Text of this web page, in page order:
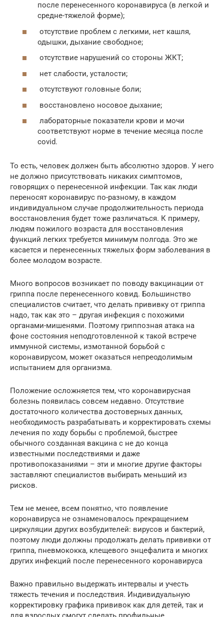
после перенесенного коронавируса (в легкой и
средне-тяжелой форме);
отсутствие проблем с легкими, нет кашля,
одышки, дыхание свободное;
отсутствие нарушений со стороны ЖКТ;
нет слабости, усталости;
отсутствуют головные боли;
восстановлено носовое дыхание;
лабораторные показатели крови и мочи
соответствуют норме в течение месяца после
covid.
То есть, человек должен быть абсолютно здоров. У него
не должно присутствовать никаких симптомов,
говорящих о перенесенной инфекции. Так как люди
переносят коронавирус по-разному, в каждом
индивидуальном случае продолжительность периода
восстановления будет тоже различаться. К примеру,
людям пожилого возраста для восстановления
функций легких требуется минимум полгода. Это же
касается и перенесенных тяжелых форм заболевания в
более молодом возрасте.
Много вопросов возникает по поводу вакцинации от
гриппа после перенесенного ковид. Большинство
специалистов считает, что делать прививку от гриппа
надо, так как это – другая инфекция с похожими
органами-мишенями. Поэтому гриппозная атака на
фоне состояния неподготовленной к такой встрече
иммунной системы, измотанной борьбой с
коронавирусом, может оказаться непреодолимым
испытанием для организма.
Положение осложняется тем, что коронавирусная
болезнь появилась совсем недавно. Отсутствие
достаточного количества достоверных данных,
необходимость разрабатывать и корректировать схемы
лечения по ходу борьбы с проблемой, быстрее
обычного созданная вакцина с не до конца
известными последствиями и даже
противопоказаниями – эти и многие другие факторы
заставляют специалистов выбирать меньший из
рисков.
Тем не менее, всем понятно, что появление
коронавируса не ознаменовалось прекращением
циркуляции других возбудителей: вирусов и бактерий,
поэтому люди должны продолжать делать прививки от
гриппа, пневмококка, клещевого энцефалита и многих
других инфекций после перенесенного коронавируса
Важно правильно выдержать интервалы и учесть
тяжесть течения и последствия. Индивидуальную
корректировку графика прививок как для детей, так и